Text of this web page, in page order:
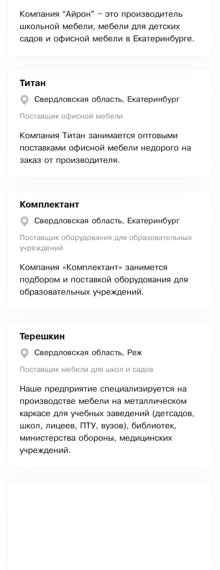
Компания “Айрон” – это производитель
школьной мебели, мебели для детских
садов и офисной мебели в Екатеринбурге.
Титан
Свердловская область, Екатеринбург
Поставщик офисной мебели
Компания Титан занимается оптовыми
поставками офисной мебели недорого на
заказ от производителя.
Комплектант
Свердловская область, Екатеринбург
Поставщик оборудования для образовательных
учреждений
Компания «Комплектант» занимется
подбором и поставкой оборудования для
образовательных учреждений.
Терешкин
Свердловская область, Реж
Поставщик мебели для школ и садов
Наше предприятие специализируется на
производстве мебели на металлическом
каркасе для учебных заведений (детсадов,
школ, лицеев, ПТУ, вузов), библиотек,
министерства обороны, медицинских
учреждений.